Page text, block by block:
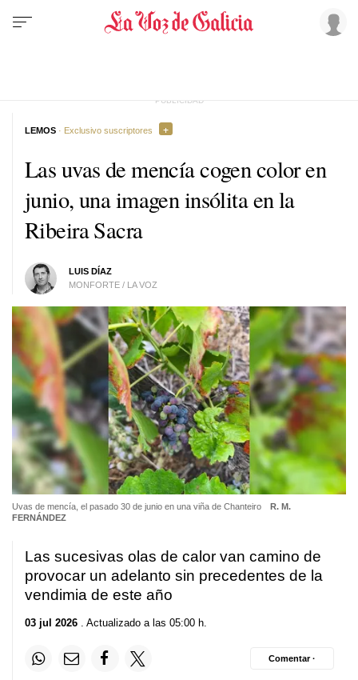
Las uvas de mencía cogen color en
junio, una imagen insólita en la
Ribeira Sacra
LUIS DÍAZ
MONFORTE / LA VOZ
LEMOS · Exclusivo suscriptores
Uvas de mencía, el pasado 30 de junio en una viña de Chanteiro
R. M.
FERNÁNDEZ
Las sucesivas olas de calor van camino de
provocar un adelanto sin precedentes de la
vendimia de este año
03 jul 2026 . Actualizado a las 05:00 h.
Comentar ·